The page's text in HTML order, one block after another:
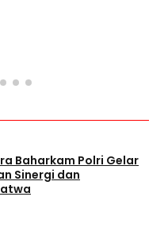
Baharkam Polri Gelar
Sinergi dan